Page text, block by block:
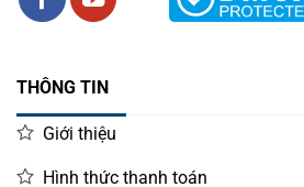
THÔNG TIN
Giới thiệu
Hình thức thanh toán